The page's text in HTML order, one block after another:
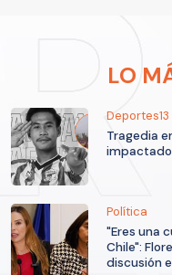
LO
Deportes13
Tragedia
Política
"Eres una
Chile":
discusión